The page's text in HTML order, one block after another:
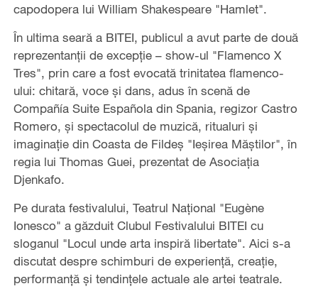
capodopera lui William Shakespeare "Hamlet".
În ultima seară a BITEI, publicul a avut parte de două
reprezentanții de excepție – show-ul "Flamenco X
Tres", prin care a fost evocată trinitatea flamenco-
ului: chitară, voce și dans, adus în scenă de
Compañía Suite Española din Spania, regizor Castro
Romero, și spectacolul de muzică, ritualuri și
imaginație din Coasta de Fildeș "Ieșirea Măștilor", în
regia lui Thomas Guei, prezentat de Asociația
Djenkafo.
Pe durata festivalului, Teatrul Național "Eugène
Ionesco" a găzduit Clubul Festivalului BITEI cu
sloganul "Locul unde arta inspiră libertate". Aici s-a
discutat despre schimburi de experiență, creație,
performanță și tendințele actuale ale artei teatrale.